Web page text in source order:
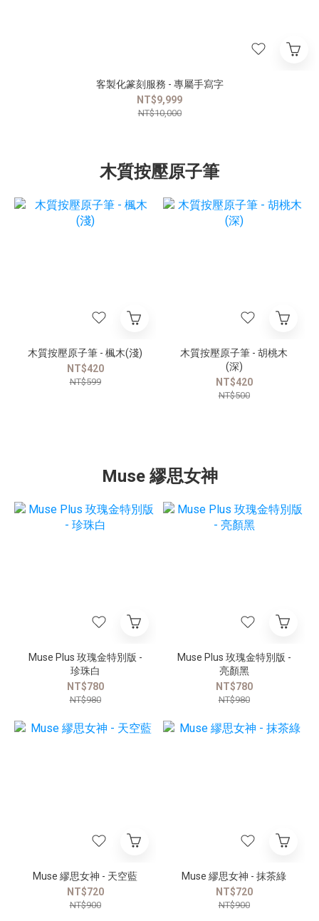
客製化篆刻服務 - 專屬手寫字
NT$9,999
NT$10,000
木質按壓原子筆
木質按壓原子筆 - 楓木(淺)
NT$420
NT$599
木質按壓原子筆 - 胡桃木
(深)
NT$420
NT$500
Muse 繆思女神
Muse Plus 玫瑰金特別版 -
珍珠白
NT$780
NT$980
Muse Plus 玫瑰金特別版 -
亮顏黑
NT$780
NT$980
Muse 繆思女神 - 天空藍
NT$720
NT$900
Muse 繆思女神 - 抹茶綠
NT$720
NT$900